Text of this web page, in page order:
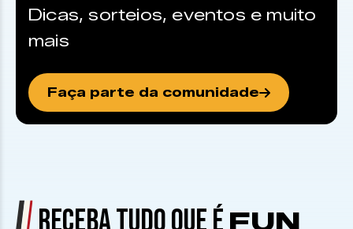
Dicas, sorteios, eventos e muito
mais
Faça parte da comunidade
FUN